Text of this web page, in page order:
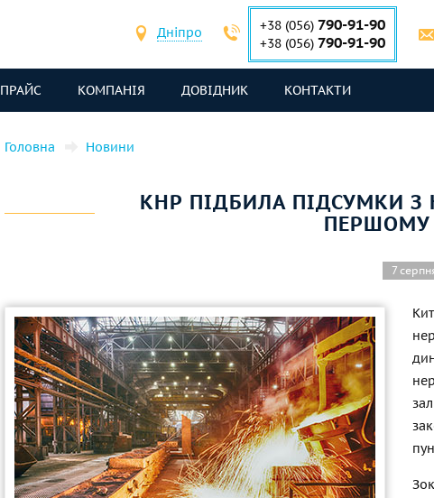
Дніпро +38 (056) 790-91-90
+38 (056) 790-91-90
ПРАЙС КОМПАНІЯ ДОВІДНИК КОНТАКТИ
Головна Новини
КНР ПІДБИЛА ПІДСУМКИ З
ПЕРШОМУ
7